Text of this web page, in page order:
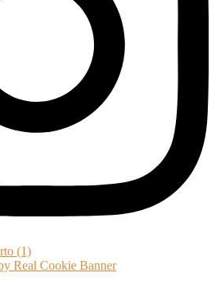
Real Cookie Banner